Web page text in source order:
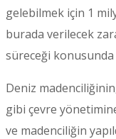
gelebilmek için 1
burada verilecek
süreceği konusunda
Deniz
gibi çevre
ve madenciliğin